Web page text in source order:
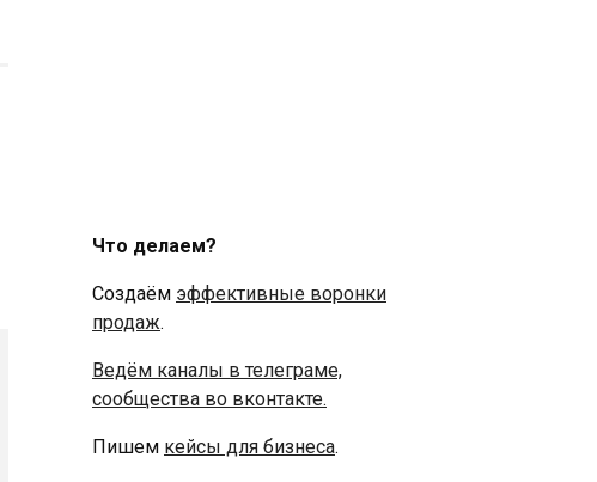
Что делаем?
Создаём эффективные воронки
продаж.
Ведём каналы в телеграме,
сообщества во вконтакте.
Пишем кейсы для бизнеса.